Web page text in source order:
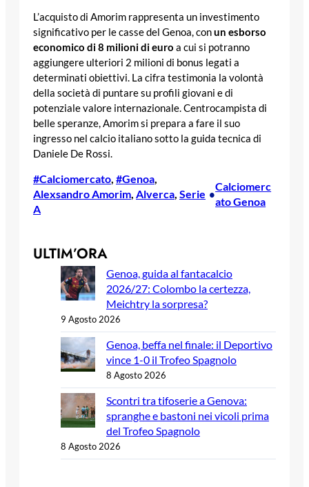
L’acquisto di Amorim rappresenta un investimento
significativo per le casse del Genoa, conun esborso
economico di 8 milioni di euro a cui si potranno
aggiungere ulteriori 2 milioni di bonus legati a
determinati obiettivi. La cifra testimonia la volontà
della società di puntare su profili giovani e di
potenziale valore internazionale. Centrocampista di
belle speranze, Amorim si prepara a fare il suo
ingresso nel calcio italiano sotto la guida tecnica di
Daniele De Rossi.
#Calciomercato, #Genoa
Alexsandro Amorim, Alverca, Serie
A
•
Calciomerc
ato Genoa
ULTIM’ORA
Genoa, guida al fantacalcio
2026/27: Colombo la certezza,
Meichtry la sorpresa?
9 Agosto 2026
Genoa, beffa nel finale: il Deportivo
vince 1-0 il Trofeo Spagnolo
8 Agosto 2026
Scontri tra tifoserie a Genova:
spranghe e bastoni nei vicoli prima
del Trofeo Spagnolo
8 Agosto 2026